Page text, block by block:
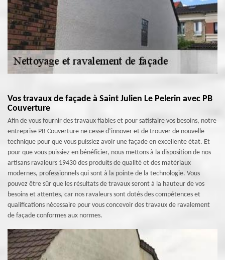
Vos travaux de façade à Saint Julien Le Pelerin avec PB
Couverture
Afin de vous fournir des travaux fiables et pour satisfaire vos besoins, notre
entreprise PB Couverture ne cesse d’innover et de trouver de nouvelle
technique pour que vous puissiez avoir une façade en excellente état. Et
pour que vous puissiez en bénéficier, nous mettons à la disposition de nos
artisans ravaleurs 19430 des produits de qualité et des matériaux
modernes, professionnels qui sont à la pointe de la technologie. Vous
pouvez être sûr que les résultats de travaux seront à la hauteur de vos
besoins et attentes, car nos ravaleurs sont dotés des compétences et
qualifications nécessaire pour vous concevoir des travaux de ravalement
de façade conformes aux normes.